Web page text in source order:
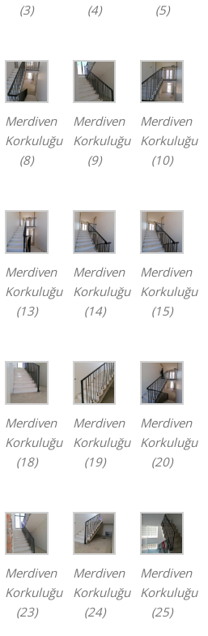
(3)
(4)
(5)
Merdiven
Korkuluğu
(8)
Merdiven
Korkuluğu
(9)
Merdiven
Korkuluğu
(10)
Merdiven
Korkuluğu
(13)
Merdiven
Korkuluğu
(14)
Merdiven
Korkuluğu
(15)
Merdiven
Korkuluğu
(18)
Merdiven
Korkuluğu
(19)
Merdiven
Korkuluğu
(20)
Merdiven
Korkuluğu
(23)
Merdiven
Korkuluğu
(24)
Merdiven
Korkuluğu
(25)